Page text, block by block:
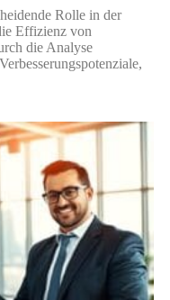
Rolle in der
Effizienz von
die Analyse